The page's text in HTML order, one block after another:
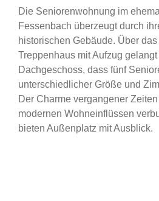
Die Seniorenwohnung im
Fessenbach überzeugt durch
historischen Gebäude. Über
Treppenhaus mit Aufzug
Dachgeschoss, dass fünf
unterschiedlicher Größe und
Der Charme vergangener
modernen Wohneinflüssen
bieten Außenplatz mit Ausblick.